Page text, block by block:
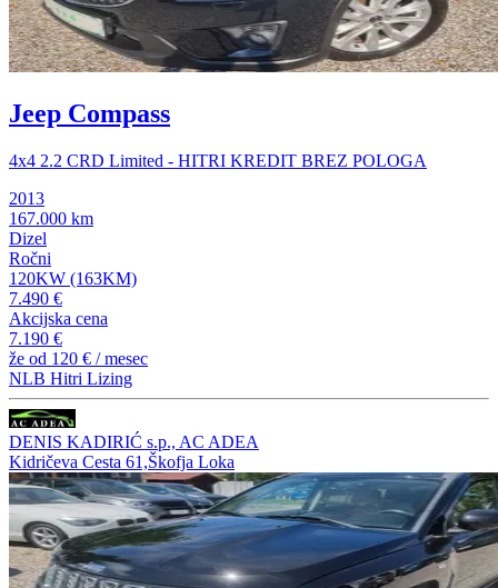
Jeep Compass
4x4 2.2 CRD Limited - HITRI KREDIT BREZ POLOGA
2013
167.000 km
Dizel
Ročni
120KW (163KM)
7.490 €
Akcijska cena
7.190 €
že od 120 € / mesec
NLB Hitri Lizing
DENIS KADIRIĆ s.p., AC ADEA
Kidričeva Cesta 61,Škofja Loka